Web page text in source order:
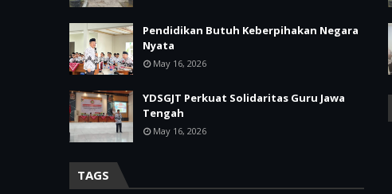
Pendidikan Butuh Keberpihakan Negara
Nyata
May 16, 2026
YDSGJT Perkuat Solidaritas Guru Jawa
Tengah
May 16, 2026
TAGS